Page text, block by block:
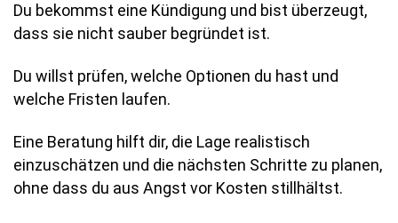
Du bekommst eine Kündigung und bist überzeugt,
dass sie nicht sauber begründet ist.
Du willst prüfen, welche Optionen du hast und
welche Fristen laufen.
Eine Beratung hilft dir, die Lage realistisch
einzuschätzen und die nächsten Schritte zu planen,
ohne dass du aus Angst vor Kosten stillhältst.